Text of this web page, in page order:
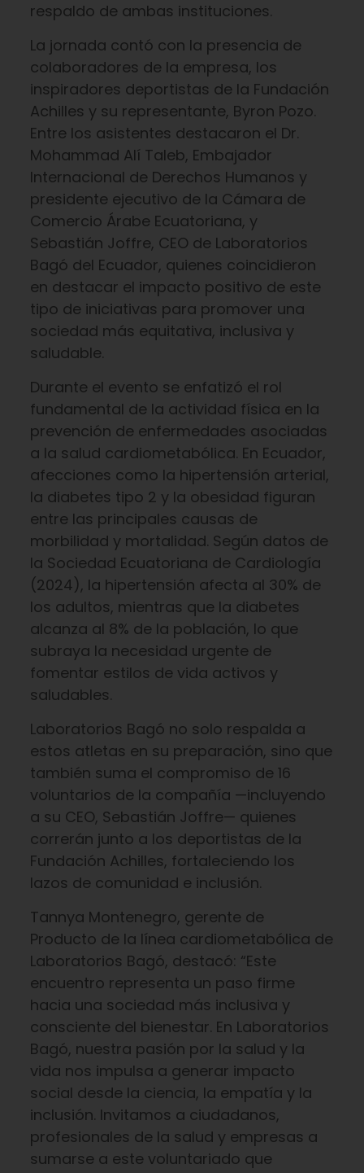
respaldo de ambas instituciones.
La jornada contó con la presencia de
colaboradores de la empresa, los
inspiradores deportistas de la Fundación
Achilles y su representante, Byron Pozo.
Entre los asistentes destacaron el Dr.
Mohammad Alí Taleb, Embajador
Internacional de Derechos Humanos y
presidente ejecutivo de la Cámara de
Comercio Árabe Ecuatoriana, y
Sebastián Joffre, CEO de Laboratorios
Bagó del Ecuador, quienes coincidieron
en destacar el impacto positivo de este
tipo de iniciativas para promover una
sociedad más equitativa, inclusiva y
saludable.
Durante el evento se enfatizó el rol
fundamental de la actividad física en la
prevención de enfermedades asociadas
a la salud cardiometabólica. En Ecuador,
afecciones como la hipertensión arterial,
la diabetes tipo 2 y la obesidad figuran
entre las principales causas de
morbilidad y mortalidad. Según datos de
la Sociedad Ecuatoriana de Cardiología
(2024), la hipertensión afecta al 30% de
los adultos, mientras que la diabetes
alcanza al 8% de la población, lo que
subraya la necesidad urgente de
fomentar estilos de vida activos y
saludables.
Laboratorios Bagó no solo respalda a
estos atletas en su preparación, sino que
también suma el compromiso de 16
voluntarios de la compañía —incluyendo
a su CEO, Sebastián Joffre— quienes
correrán junto a los deportistas de la
Fundación Achilles, fortaleciendo los
lazos de comunidad e inclusión.
Tannya Montenegro, gerente de
Producto de la línea cardiometabólica de
Laboratorios Bagó, destacó: “Este
encuentro representa un paso firme
hacia una sociedad más inclusiva y
consciente del bienestar. En Laboratorios
Bagó, nuestra pasión por la salud y la
vida nos impulsa a generar impacto
social desde la ciencia, la empatía y la
inclusión. Invitamos a ciudadanos,
profesionales de la salud y empresas a
sumarse a este voluntariado que